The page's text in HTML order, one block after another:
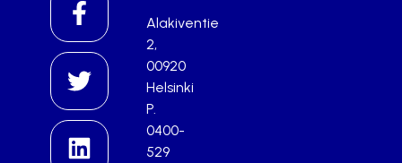
Alakiventie
2,
00920
Helsinki
P.
0400-
529